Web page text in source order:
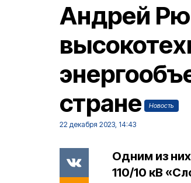
Андрей
стране
Новость
22 декабря 2023, 14:43
Одним из
110/10 кВ